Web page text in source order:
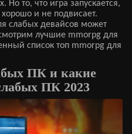
то, что игра запускается,
хорошо и не подвисает.
слабых девайсов может
лучшие mmorpg для
список топ mmorpg для
ПК и какие
ПК 2023